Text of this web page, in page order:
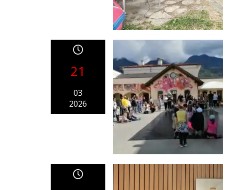
21
03
2026